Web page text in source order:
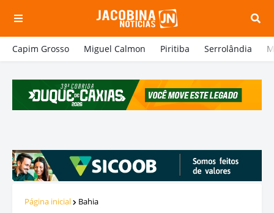
Capim Grosso Miguel Calmon Piritiba Serrolândia
Página inicial Bahia